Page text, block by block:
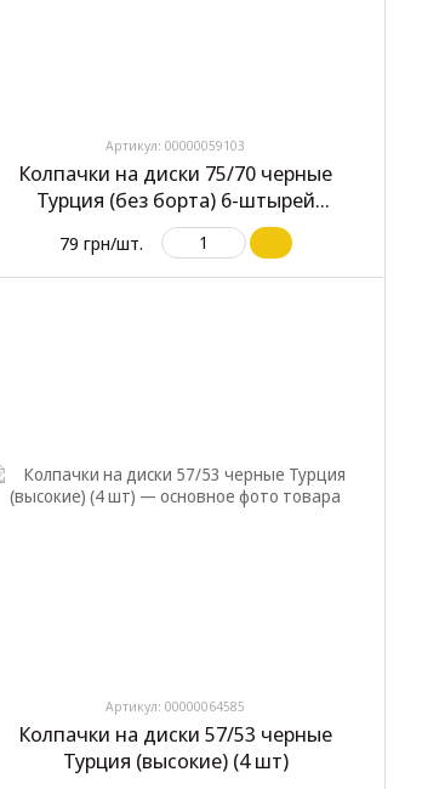
Артикул: 00000059103
Колпачки на диски 75/70 черные
Турция (без борта) 6-штырей
2204000125(1 шт)
79 грн/шт.
Артикул: 00000064585
Колпачки на диски 57/53 черные
Турция (высокие) (4 шт)